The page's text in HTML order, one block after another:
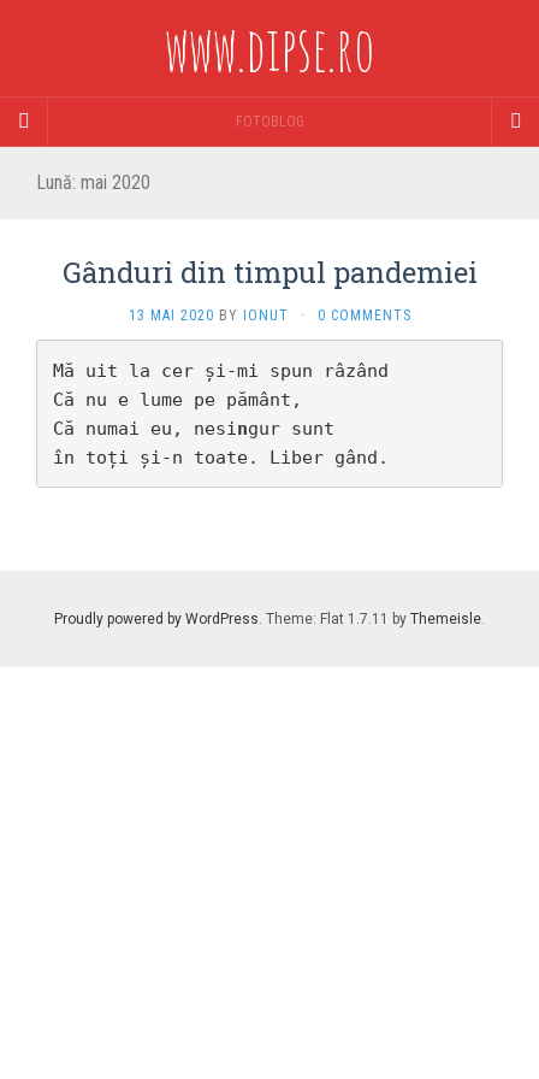
www.dipse.ro
FOTOBLOG
Lună: mai 2020
Gânduri din timpul pandemiei
13 MAI 2020 BY IONUT · 0 COMMENTS
Mă uit la cer și-mi spun râzând
Că nu e lume pe pământ,
Că numai eu, nesi ngur sunt
în toți și-n toate. Liber gând.
Proudly powered by WordPress. Theme: Flat 1.7.11 by Themeisle.